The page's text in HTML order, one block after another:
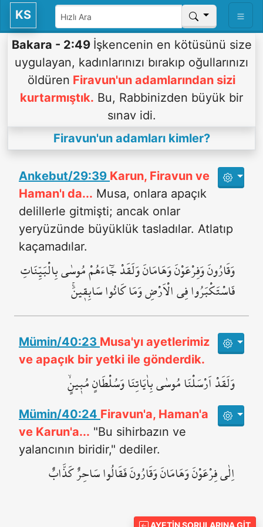
KS
Bakara - 2:49 İşkencenin en kötüsünü size
uygulayan, kadınlarınızı bırakıp oğullarınızı
öldüren Firavun'un adamlarından sizi
kurtarmıştık. Bu, Rabbinizden büyük bir
sınav idi.
Firavun'un adamları kimler?
Ankebut/29:39 Karun, Firavun ve
Haman'ı da... Musa, onlara apaçık
delillerle gitmişti; ancak onlar
yeryüzünde büyüklük tasladılar. Atlatıp
kaçamadılar.
وَقَارُونَ وَفِرْعَوْنَ وَهَامَانَ وَلَقَدْ جَٓاءَهُمْ مُوسٰى بِالْبَيِّنَاتِ
فَاسْتَكْبَرُوا فِي الْاَرْضِ وَمَا كَانُوا سَابِق۪ينَۚ
Mümin/40:23 Musa'yı ayetlerimiz
ve apaçık bir yetki ile gönderdik.
وَلَقَدْ اَرْسَلْنَا مُوسٰى بِاٰيَاتِنَا وَسُلْطَانٍ مُب۪ينٍۙ
Mümin/40:24 Firavun'a, Haman'a
ve Karun'a... "Bu sihirbazın ve
yalancının biridir," dediler.
اِلٰى فِرْعَوْنَ وَهَامَانَ وَقَارُونَ فَقَالُوا سَاحِرٌ كَذَّابٌ
AYETIN SORULARINA GIT